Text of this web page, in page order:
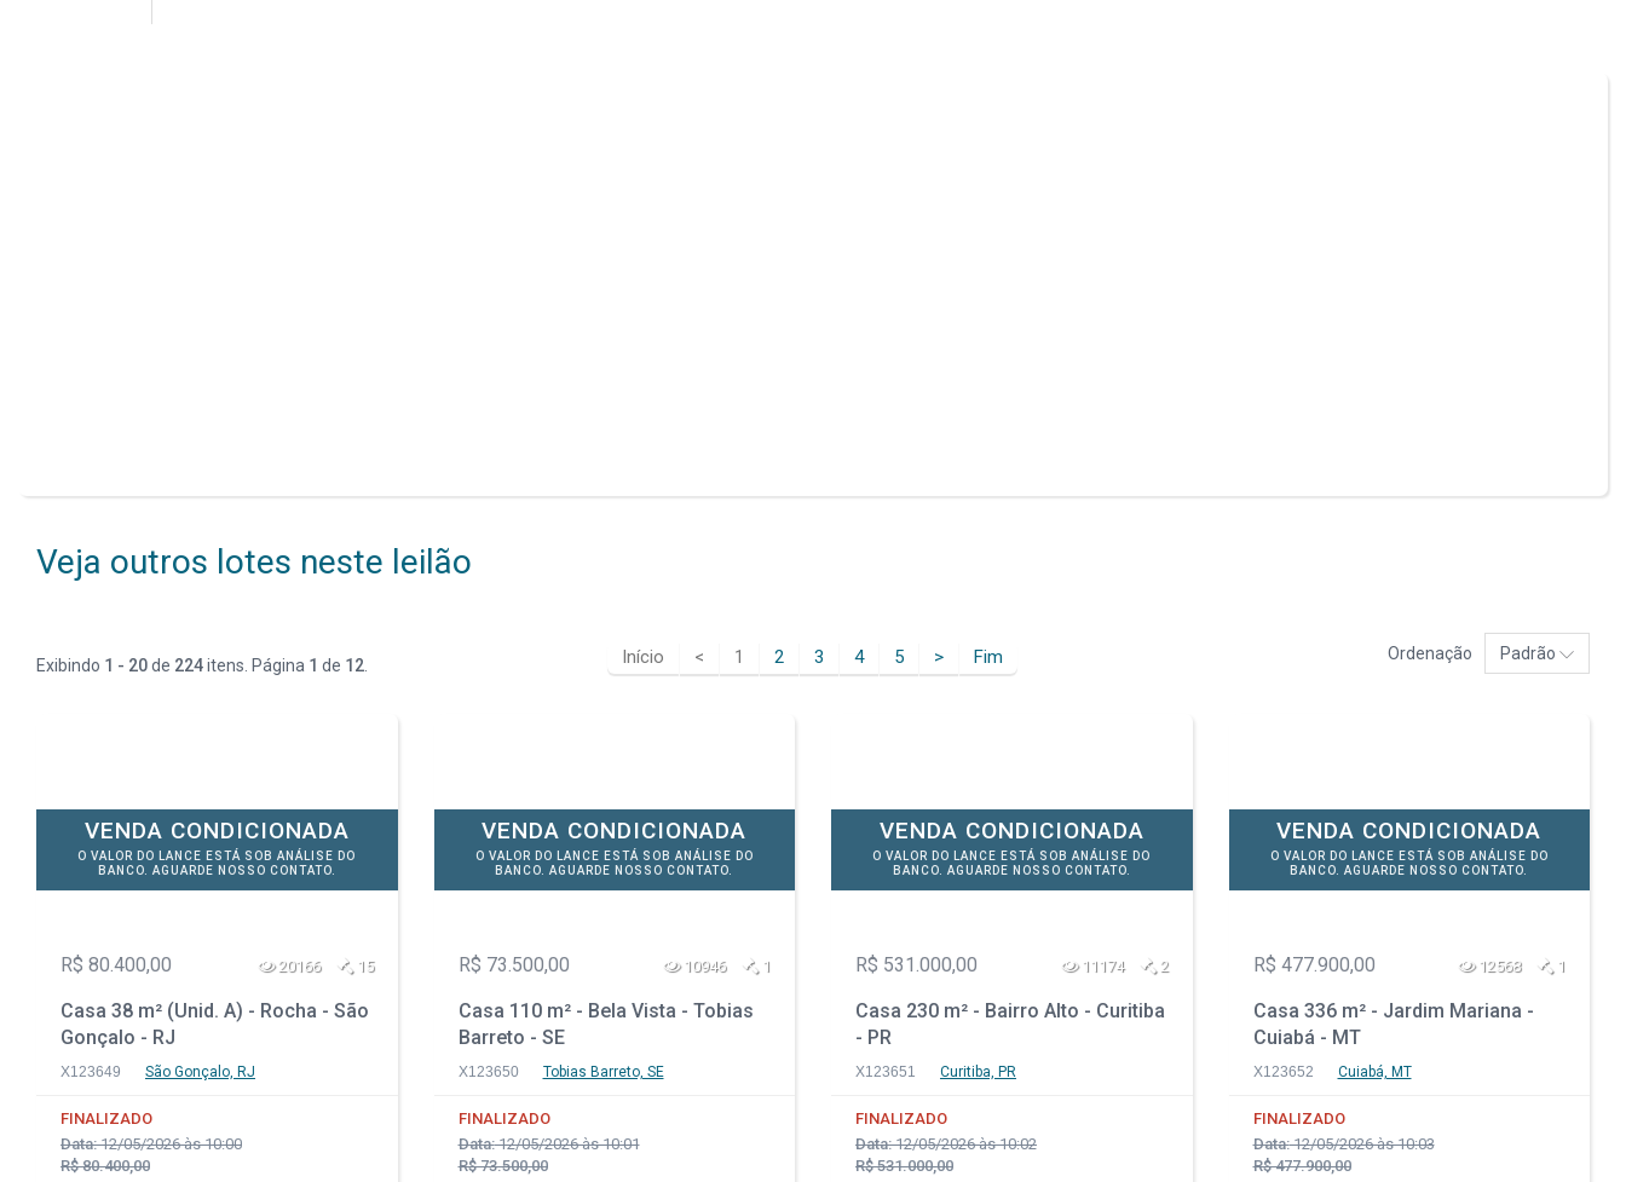
Veja outros lotes neste leilão
Exibindo 1 - 20de 224itens. Página 1 de 12 Início < 1 2 3 4 5 > Fim Ordenação Padrão
VENDA CONDICIONADA
O VALOR DO LANCE ESTÁ SOB ANÁLISE DO
BANCO. AGUARDE NOSSO CONTATO.
R$ 80.400,00 20166 15
Casa 38 m² (Unid. A) - Rocha - São
Gonçalo - RJ
X123649 São Gonçalo, RJ
FINALIZADO
Data:12/05/2026 às 10:00
R$ 80.400,00
VENDA CONDICIONADA
O VALOR DO LANCE ESTÁ SOB ANÁLISE DO
BANCO. AGUARDE NOSSO CONTATO.
R$ 73.500,00 10946 1
Casa 110 m² - Bela Vista - Tobias
Barreto - SE
X123650 Tobias Barreto, SE
FINALIZADO
Data:12/05/2026 às 10:01
R$ 73.500,00
VENDA CONDICIONADA
O VALOR DO LANCE ESTÁ SOB ANÁLISE DO
BANCO. AGUARDE NOSSO CONTATO.
R$ 531.000,00 11174 2
Casa 230 m² - Bairro Alto - Curitiba
- PR
X123651 Curitiba, PR
FINALIZADO
Data:12/05/2026 às 10:02
R$ 531.000,00
VENDA CONDICIONADA
O VALOR DO LANCE ESTÁ SOB ANÁLISE DO
BANCO. AGUARDE NOSSO CONTATO.
R$ 477.900,00 12568 1
Casa 336 m² - Jardim Mariana -
Cuiabá - MT
X123652 Cuiabá, MT
FINALIZADO
Data:12/05/2026 às 10:03
R$ 477.900,00